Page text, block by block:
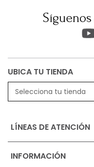
UBICA TU TIENDA
Selecciona tu tienda
LÍNEAS DE ATENCIÓN
INFORMACIÓN